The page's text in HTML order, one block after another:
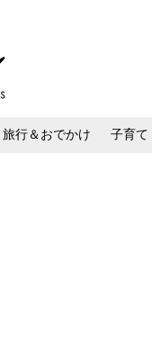
旅行＆おでかけ 子育て